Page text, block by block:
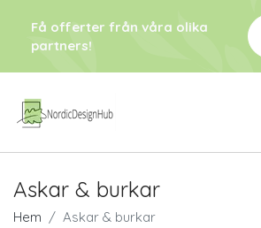
Få offerter från våra olika
partners!
Askar & burkar
Hem Askar & burkar